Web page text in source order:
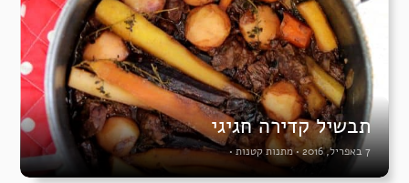
תבשיל קדירה חגיגי
7 באפריל, 2016 •מתנות קטנות •